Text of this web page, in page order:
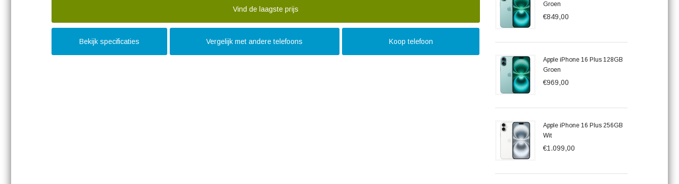
Vind de laagste prijs
Bekijk specificaties Vergelijk met andere telefoons Koop telefoon
Groen
€849,00
Apple iPhone 16 Plus 128GB
Groen
€969,00
Apple iPhone 16 Plus 256GB
Wit
€1.099,00